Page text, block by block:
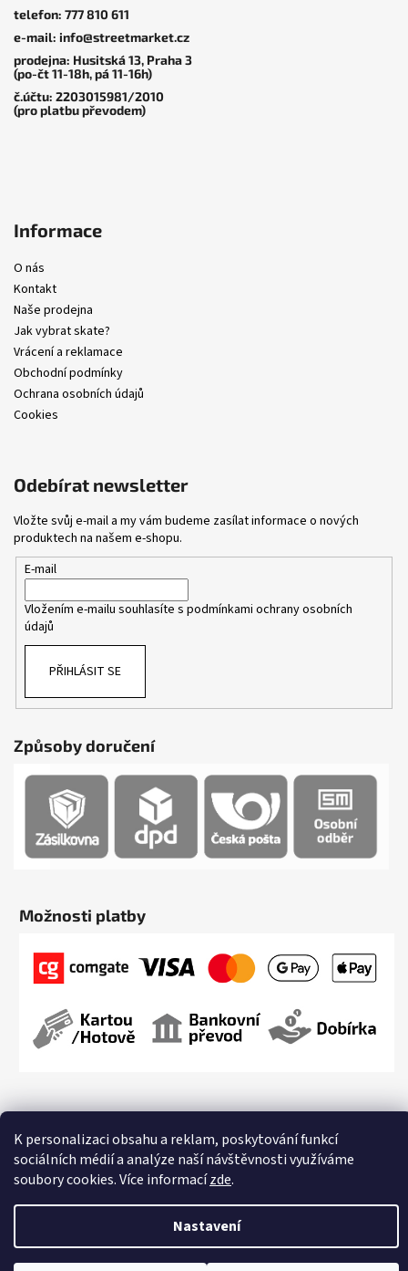
K personalizaci obsahu a reklam, poskytování funkcí
sociálních médií a analýze naší návštěvnosti využíváme
soubory cookies. Více informacízde.
Nastavení
telefon: 777 810 611
e-mail: info@streetmarket.cz
prodejna: Husitská 13, Praha 3
(po-čt 11-18h, pá 11-16h)
č.účtu: 2203015981/2010
(pro platbu převodem)
Informace
O nás
Kontakt
Naše prodejna
Jak vybrat skate?
Vrácení a reklamace
Obchodní podmínky
Ochrana osobních údajů
Cookies
Odebírat newsletter
Vložte svůj e-mail a my vám budeme zasílat informace o nových
produktech na našem e-shopu.
E-mail
Vložením e-mailu souhlasíte s podmínkami ochrany osobních
údajů
PŘIHLÁSIT SE
Způsoby doručení
Možnosti platby
Vytvořil Shoptet